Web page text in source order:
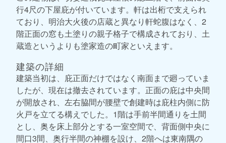
行4尺の下屋庇が付いています。軒は出桁で支えられ
ており、明治大火後の店蔵と異なり軒蛇腹はなく、2
階正面の窓も土塗りの親子格子で構成されており、土
蔵造というよりも塗家造の町家といえます。
建築の詳細
建築当初は、庇正面だけではなく南面まで廻っていま
したが、現在は撤去されています。正面の庇は中央間
が開放され、左右脇間が腰壁で創建時は庇柱内側に防
火戸を立てる構えでした。1階は手前半間通りを土間
とし、奥を床上部分とする一室空間で、背面側中央に
間口3間、奥行半間の神棚を設け、2階へは東南隅の